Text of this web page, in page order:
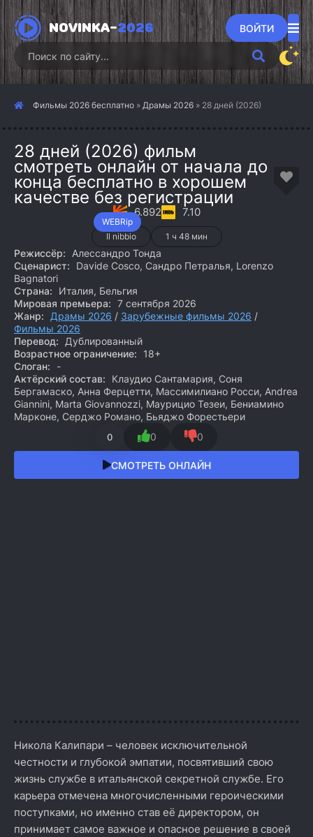
NOVINKA-2026 ВОЙТИ
Фильмы 2026 бесплатно » Драмы 2026 » 28 дней (2026)
28 дней (2026) фильм
смотреть онлайн от начала до
конца бесплатно в хорошем
качестве без регистрации
WEBRip
6.892 7.10
Il nibbio 1 ч 48 мин
Режиссёр:
Алессандро Тонда
Сценарист:
Davide Cosco, Сандро Петралья, Lorenzo
Bagnatori
Страна:
Италия, Бельгия
Мировая премьера: 7 сентября 2026
Жанр:
Драмы 2026 / Зарубежные фильмы 2026 /
Фильмы 2026
Перевод:
Дублированный
Возрастное ограничение:
18+
Слоган:
-
Актёрский состав:
Клаудио Сантамария, Соня
Бергамаско, Анна Ферцетти, Массимилиано Росси, Andrea
Giannini, Marta Giovannozzi, Маурицио Тезеи, Бениамино
Марконе, Серджо Романо, Бьяджо Форестьери
0 0 0
СМОТРЕТЬ ОНЛАЙН
Никола Калипари – человек исключительной
честности и глубокой эмпатии, посвятивший свою
жизнь службе в итальянской секретной службе. Его
карьера отмечена многочисленными героическими
поступками, но именно став её директором, он
принимает самое важное и опасное решение в своей